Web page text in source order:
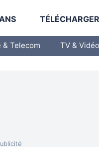
& Telecom TV & Vidéo